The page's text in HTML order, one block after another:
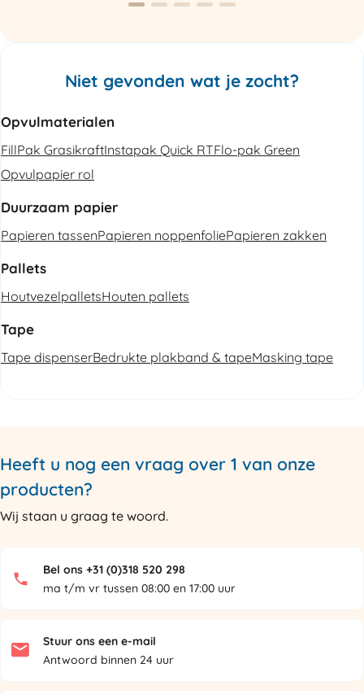
Niet gevonden wat je zocht?
Opvulmaterialen
FillPak GrasikraftInstapak Quick RTFlo-pak Green
Opvulpapier rol
Duurzaam papier
Papieren tassenPapieren noppenfoliePapieren zakken
Pallets
HoutvezelpalletsHouten pallets
Tape
Tape dispenserBedrukte plakband & tapeMasking tape
Heeft u nog een vraag over 1 van onze
producten?
Wij staan u graag te woord.
Bel ons +31 (0)318 520 298
ma t/m vr tussen 08:00 en 17:00 uur
Stuur ons een e-mail
Antwoord binnen 24 uur